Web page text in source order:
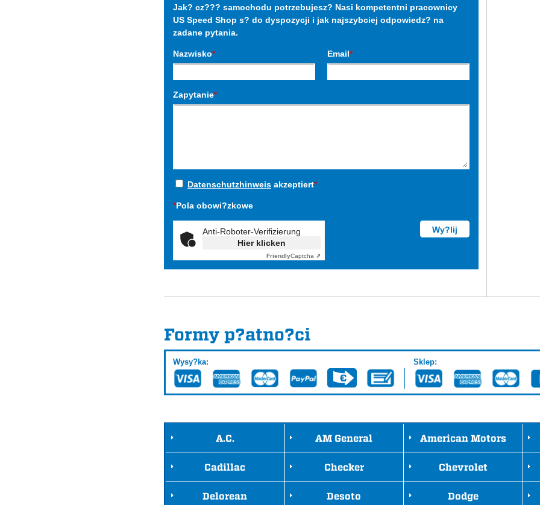
Jak? cz??? samochodu potrzebujesz? Nasi kompetentni pracownicy
US Speed Shop s? do dyspozycji i jak najszybciej odpowiedz? na
zadane pytania.
Nazwisko* Email*
Zapytanie*
Datenschutzhinweis akzeptiert*
*Pola obowi?zkowe
Anti-Roboter-Verifizierung
Hier klicken
FriendlyCaptcha ⇗
Formy p?atno?ci
Wysy?ka: Sklep:
A.C. AM General American Motors
Cadillac Checker Chevrolet
Delorean Desoto Dodge